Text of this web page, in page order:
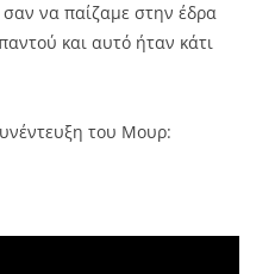
σαν να παίζαμε στην έδρα
και αυτό ήταν κάτι
του Μουρ: